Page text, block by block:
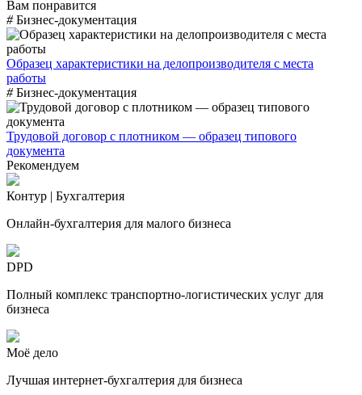
Вам понравится
# Бизнес-документация
Образец характеристики на делопроизводителя с места
работы
# Бизнес-документация
Трудовой договор с плотником — образец типового
документа
Рекомендуем
Контур | Бухгалтерия
Онлайн-бухгалтерия для малого бизнеса
DPD
Полный комплекс транспортно-логистических услуг для
бизнеса
Моё дело
Лучшая интернет-бухгалтерия для бизнеса